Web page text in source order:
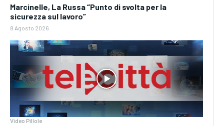
Marcinelle, La Russa “Punto di svolta per la
sicurezza sul lavoro”
8 Agosto 2026
Video Pillole